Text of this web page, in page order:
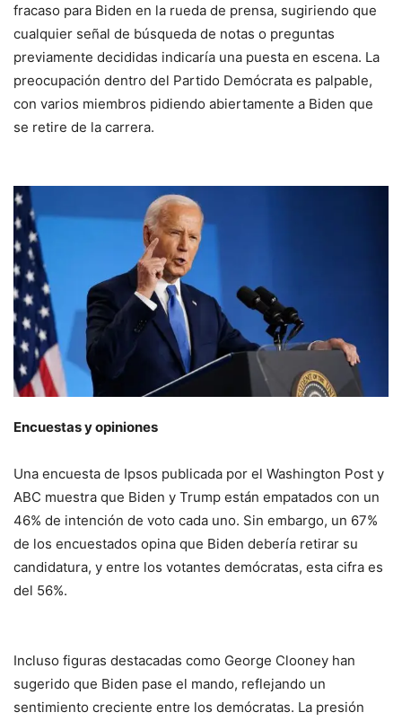
fracaso para Biden en la rueda de prensa, sugiriendo que
cualquier señal de búsqueda de notas o preguntas
previamente decididas indicaría una puesta en escena. La
preocupación dentro del Partido Demócrata es palpable,
con varios miembros pidiendo abiertamente a Biden que
se retire de la carrera.
Encuestas y opiniones
Una encuesta de Ipsos publicada por el Washington Post y
ABC muestra que Biden y Trump están empatados con un
46% de intención de voto cada uno. Sin embargo, un 67%
de los encuestados opina que Biden debería retirar su
candidatura, y entre los votantes demócratas, esta cifra es
del 56%.
Incluso figuras destacadas como George Clooney han
sugerido que Biden pase el mando, reflejando un
sentimiento creciente entre los demócratas. La presión